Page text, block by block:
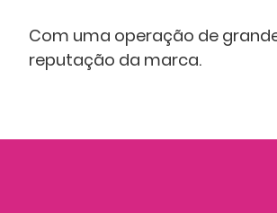
Com uma operação de
reputação da marca.